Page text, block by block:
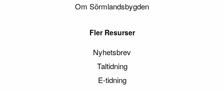
Om Sörmlandsbygden
Fler Resurser
Nyhetsbrev
Taltidning
E-tidning